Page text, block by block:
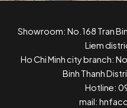
Showroom: No.168 Tran
Liem
Ho Chi Minh city branch:
Binh Thanh
Hotline:
mail: